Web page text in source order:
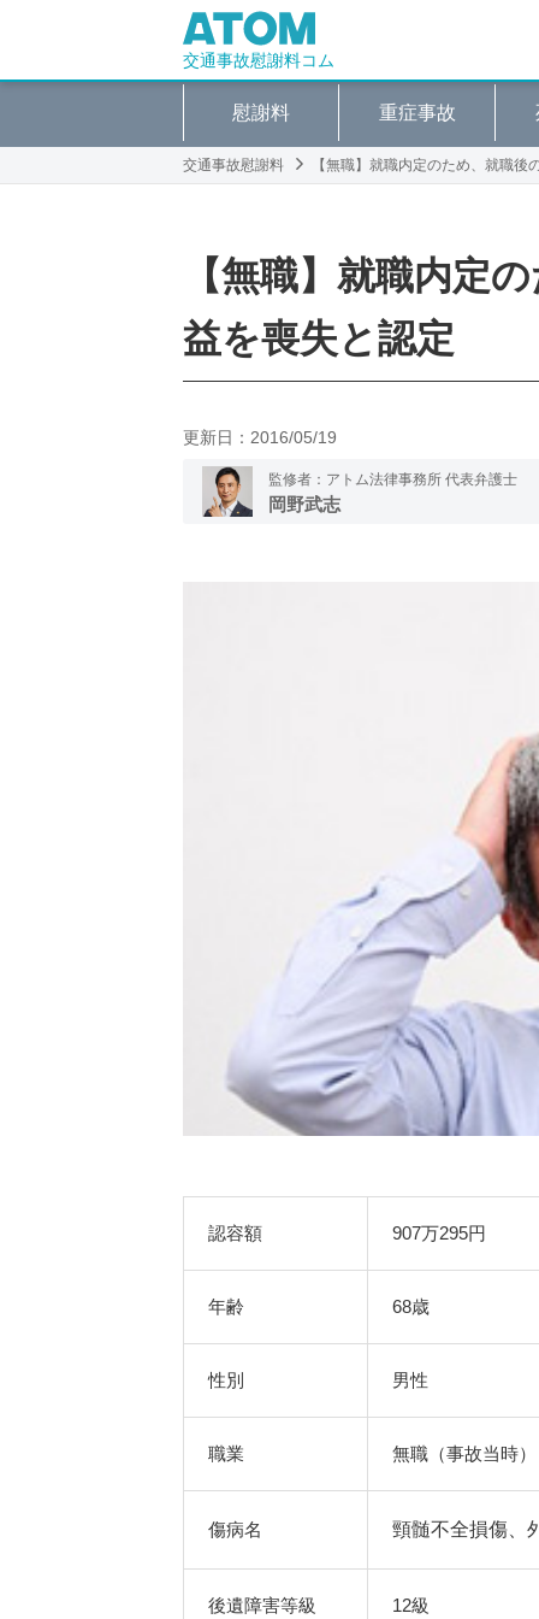
交通事故慰謝料コム
慰謝料 重症事故
交通事故慰謝料 【無職】就職内定のため、就職後
【無職】就職内定
益を喪失と認定
更新日： 2016/05/19
監修者：アトム法律事務所 代表弁護士
岡野武志
認容額 907万295円
年齢 68歳
性別 男性
職業 無職（事故当時）
傷病名 頸髄不全損傷、
後遺障害等級 12級